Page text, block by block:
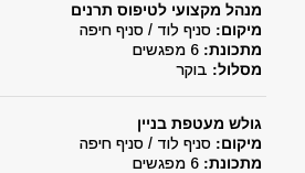
מנהל מקצועי לטיפוס תרנים
מיקום: סניף לוד / סניף חיפה
מתכונת:
מסלול: בוקר
גולש מעטפת בניין
מיקום: סניף לוד / סניף חיפה
מתכונת: